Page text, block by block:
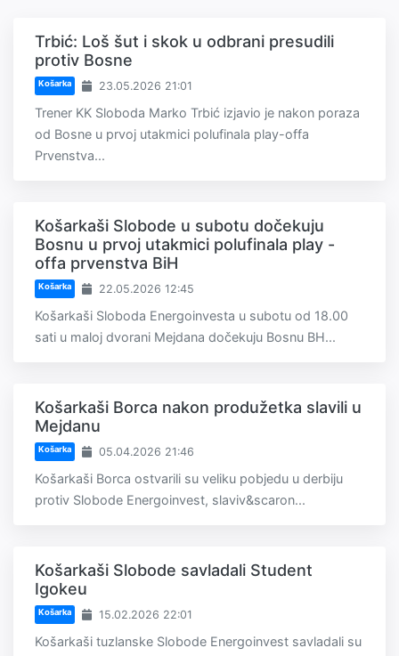
Trbić: Loš šut i skok u odbrani presudili
protiv Bosne
Košarka 23.05.2026 21:01
Trener KK Sloboda Marko Trbić izjavio je nakon poraza
od Bosne u prvoj utakmici polufinala play-offa
Prvenstva...
Košarkaši Slobode u subotu dočekuju
Bosnu u prvoj utakmici polufinala play -
offa prvenstva BiH
Košarka 22.05.2026 12:45
Košarkaši Sloboda Energoinvesta u subotu od 18.00
sati u maloj dvorani Mejdana dočekuju Bosnu BH...
Košarkaši Borca nakon produžetka slavili u
Mejdanu
Košarka 05.04.2026 21:46
Košarkaši Borca ostvarili su veliku pobjedu u derbiju
protiv Slobode Energoinvest, slaviv&scaron...
Košarkaši Slobode savladali Student
Igokeu
Košarka 15.02.2026 22:01
Košarkaši tuzlanske Slobode Energoinvest savladali su